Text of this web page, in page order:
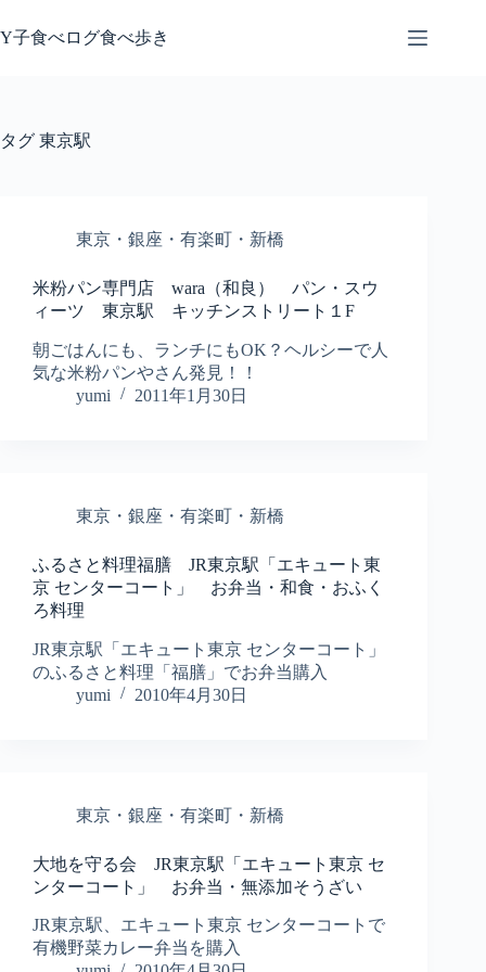
ン
ス
Y子食べログ食べ歩き
タグ 東京駅
東京・銀座・有楽町・新橋
米粉パン専門店 wara（和良） パン・スウ
ィーツ 東京駅 キッチンストリート１F
朝ごはんにも、ランチにもOK？ヘルシーで人
気な米粉パンやさん発見！！
yumi
2011年1月30日
東京・銀座・有楽町・新橋
ふるさと料理福膳 JR東京駅「エキュート東
京 センターコート」 お弁当・和食・おふく
ろ料理
JR東京駅「エキュート東京 センターコート」
のふるさと料理「福膳」でお弁当購入
yumi
2010年4月30日
東京・銀座・有楽町・新橋
大地を守る会 JR東京駅「エキュート東京 セ
ンターコート」 お弁当・無添加そうざい
JR東京駅、エキュート東京 センターコートで
有機野菜カレー弁当を購入